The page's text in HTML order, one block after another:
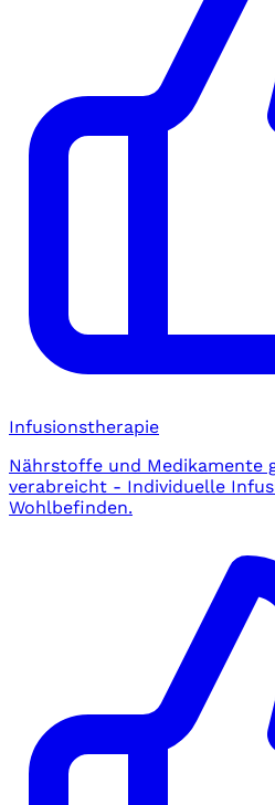
Infusionstherapie
Nährstoffe und Medikamente
verabreicht - Individuelle
Wohlbefinden.